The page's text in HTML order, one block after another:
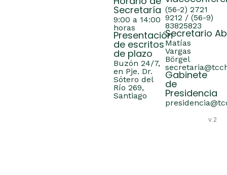
Secretaría
9:00 a 14:00
horas
Presentación
de escritos
de plazo
Buzón 24/7,
en Pje. Dr.
Sótero del
Río 269,
Santiago
(56-2) 2721
9212 / (56-9)
83825823
Secretario
Matías
Vargas
Börgel
Gabinete
de
Presidencia
v.2